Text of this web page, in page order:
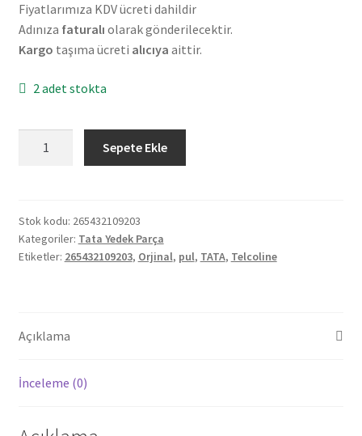
Fiyatlarımıza KDV ücreti dahildir
Adınıza faturalı olarak gönderilecektir.
Kargo taşıma ücreti alıcıya aittir.
2 adet stokta
265432109203
adet
Sepete Ekle
Stok kodu: 265432109203
Kategoriler: Tata Yedek Parça
Etiketler: 265432109203, Orjinal, pul, TATA, Telcoline
Açıklama
İnceleme (0)